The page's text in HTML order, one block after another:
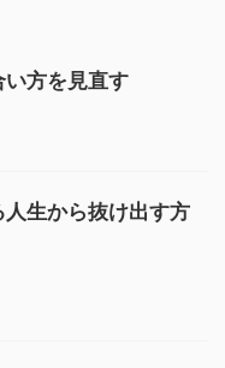
方を見直す
生から抜け出す方